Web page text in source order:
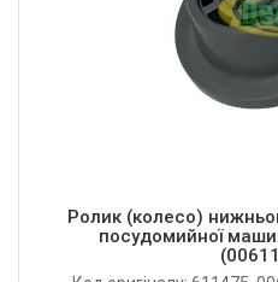
Ролик (колесо)
посудомийної